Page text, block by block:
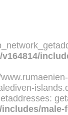
male-